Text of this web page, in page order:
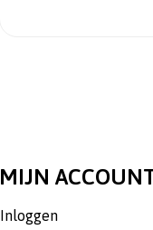
MIJN
Inloggen